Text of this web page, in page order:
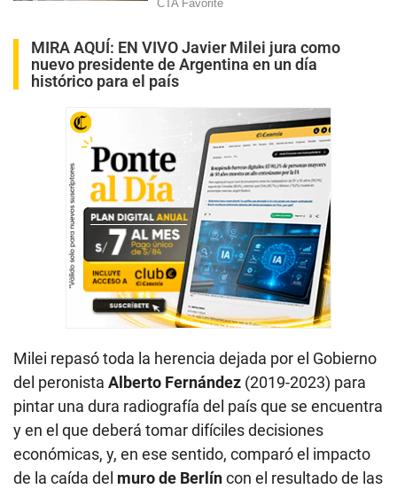
MIRA AQUÍ: EN VIVO Javier Milei jura como
nuevo presidente de Argentina en un día
histórico para el país
Milei repasó toda la herencia dejada por el Gobierno
del peronista Alberto Fernández (2019-2023) para
pintar una dura radiografía del país que se encuentra
y en el que deberá tomar difíciles decisiones
económicas, y, en ese sentido, comparó el impacto
de la caída del muro de Berlíncon el resultado de las